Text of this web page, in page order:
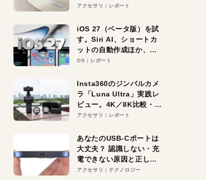
ェイ」レビュー。持ち替
アクセサリ レポート
iOS 27（ベータ版）を試
す。Siri AI、ショートカ
ットの自動作成ほか、期
待大の便利機能5選。
る未来はすぐそこ！
OS レポート
Insta360のジンバルカメ
ラ「Luna Ultra」実践レ
ビュー。4K／8K比較・ズ
ーム・夜間撮影をチェッ
アクセサリ レポート
あなたのUSB-Cポートは
大丈夫？ 認識しない・充
電できない原因と正しい
対策
アクセサリ テクノロジー